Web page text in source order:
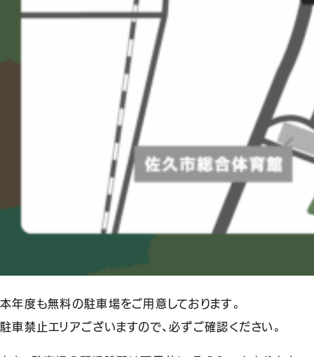
本年度も無料の駐車場をご用意しております。
駐車禁止エリアございますので、必ずご確認ください。